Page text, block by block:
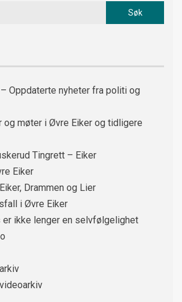
Oppdaterte nyheter fra politi og
og møter i Øvre Eiker og tidligere
Tingrett – Eiker
Eiker
Drammen og Lier
i Øvre Eiker
er ikke lenger en selvfølgelighet